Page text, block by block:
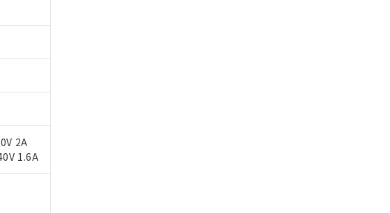
2A
1.6A
当のオムロン制御機器販売店・
をご確認ください。
たは開示しないようお願いしま
I-Webメンバーズにご登録され
ェニルエーテル類(PBDE) 1000ppm以下、
す。
ます。
酸ブチルベンジル) : 1000ppm、
。
刻な影響を及ぼさない年数を意
または役務取引許可)を取得する
容を当該第三者に通知します。
れがある場合は、取り引きをい
はお客様担当のオムロン制御